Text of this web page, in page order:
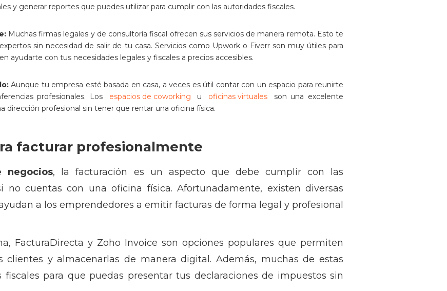
y generar reportes que puedes utilizar para cumplir con las autoridades fiscales.
Muchas firmas legales y de consultoría fiscal ofrecen sus servicios de manera remota. Esto te
sin necesidad de salir de tu casa. Servicios como Upwork o Fiverr son muy útiles para
ayudarte con tus necesidades legales y fiscales a precios accesibles.
Aunque tu empresa esté basada en casa, a veces es útil contar con un espacio para reunirte
profesionales. Los
espacios de coworking u oficinas virtuales
son una excelente
dirección profesional sin tener que rentar una oficina física.
facturar profesionalmente
negocios, la facturación es un aspecto que debe cumplir con las
no cuentas con una oficina física. Afortunadamente, existen diversas
a los emprendedores a emitir facturas de forma legal y profesional
FacturaDirecta y Zoho Invoice son opciones populares que permiten
clientes y almacenarlas de manera digital. Además, muchas de estas
para que puedas presentar tus declaraciones de impuestos sin